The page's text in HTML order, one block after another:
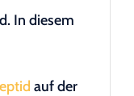
In diesem
auf der